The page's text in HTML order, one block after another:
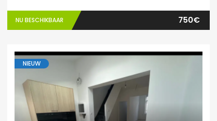
NU BESCHIKBAAR 750€
NIEUW